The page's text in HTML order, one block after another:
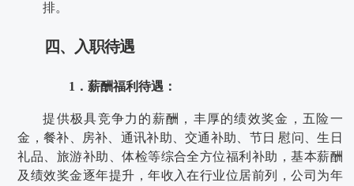
排。
四、入职待遇
1．薪酬福利待遇：
提供极具竞争力的薪酬，丰厚的绩效奖金，五险一
金，餐补、房补、通讯补助、交通补助、节日 慰问、生日
礼品、旅游补助、体检等综合全方位福利补助，基本薪酬
及绩效奖金逐年提升，年收入在行业位居前列，公司为年